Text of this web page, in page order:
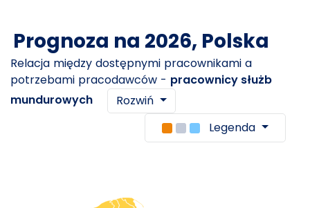
Prognoza na 2026, Polska
Relacja między dostępnymi pracownikami a
potrzebami pracodawców - pracownicy służb
mundurowych
Rozwiń
Legenda